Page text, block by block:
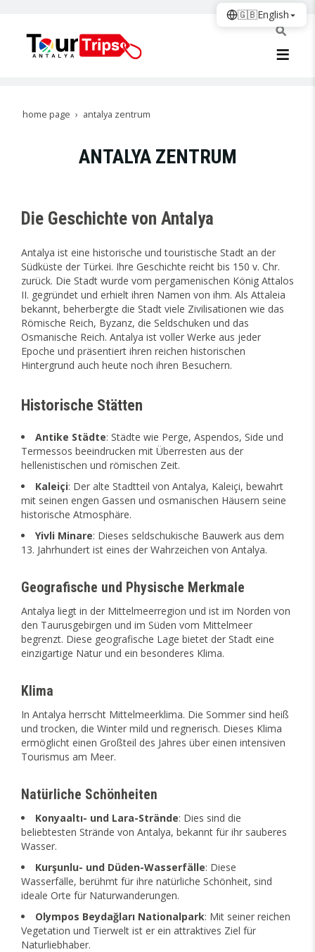
home page antalya zentrum
ANTALYA ZENTRUM
Die Geschichte von Antalya
Antalya ist eine historische und touristische Stadt an der
Südküste der Türkei. Ihre Geschichte reicht bis 150 v. Chr.
zurück. Die Stadt wurde vom pergamenischen König Attalos
II. gegründet und erhielt ihren Namen von ihm. Als Attaleia
bekannt, beherbergte die Stadt viele Zivilisationen wie das
Römische Reich, Byzanz, die Seldschuken und das
Osmanische Reich. Antalya ist voller Werke aus jeder
Epoche und präsentiert ihren reichen historischen
Hintergrund auch heute noch ihren Besuchern.
Historische Stätten
Antike Städte: Städte wie Perge, Aspendos, Side und
Termessos beeindrucken mit Überresten aus der
hellenistischen und römischen Zeit.
Kaleiçi: Der alte Stadtteil von Antalya, Kaleiçi, bewahrt
mit seinen engen Gassen und osmanischen Häusern seine
historische Atmosphäre.
Yivli Minare: Dieses seldschukische Bauwerk aus dem
13. Jahrhundert ist eines der Wahrzeichen von Antalya.
Geografische und Physische Merkmale
Antalya liegt in der Mittelmeerregion und ist im Norden von
den Taurusgebirgen und im Süden vom Mittelmeer
begrenzt. Diese geografische Lage bietet der Stadt eine
einzigartige Natur und ein besonderes Klima.
Klima
In Antalya herrscht Mittelmeerklima. Die Sommer sind heiß
und trocken, die Winter mild und regnerisch. Dieses Klima
ermöglicht einen Großteil des Jahres über einen intensiven
Tourismus am Meer.
Natürliche Schönheiten
Konyaaltı- und Lara-Strände: Dies sind die
beliebtesten Strände von Antalya, bekannt für ihr sauberes
Wasser.
Kurşunlu- und Düden-Wasserfälle: Diese
Wasserfälle, berühmt für ihre natürliche Schönheit, sind
ideale Orte für Naturwanderungen.
Olympos Beydağları Nationalpark: Mit seiner reichen
Vegetation und Tierwelt ist er ein attraktives Ziel für
Naturliebhaber.
🇬🇧English